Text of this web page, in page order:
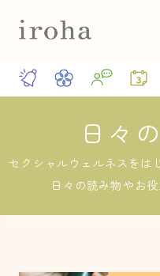
日々
セクシャルウェルネスをは
日々の読み物やお